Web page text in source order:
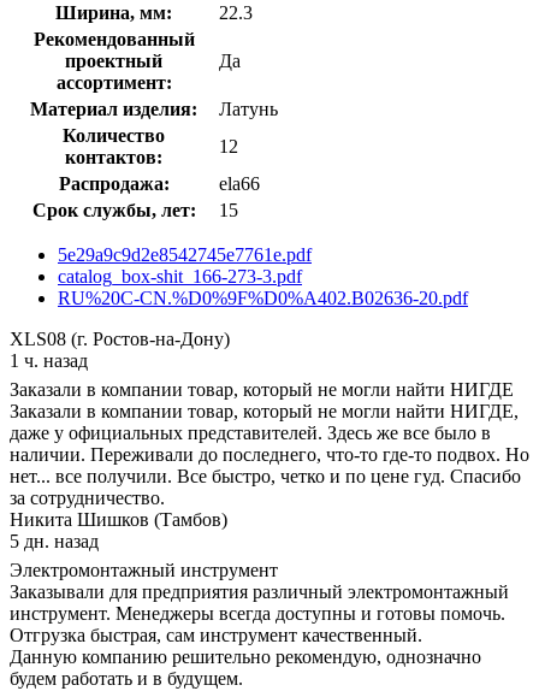
Ширина, мм:
22.3
Рекомендованный
проектный
ассортимент:
Да
Материал изделия:
Латунь
Количество
контактов:
12
Распродажа:
ela66
Срок службы, лет:
15
5e29a9c9d2e8542745e7761e.pdf
catalog_box-shit_166-273-3.pdf
RU%20C-CN.%D0%9F%D0%A402.B02636-20.pdf
XLS08 (г. Ростов-на-Дону)
1 ч. назад
Заказали в компании товар, который не могли найти НИГДЕ
Заказали в компании товар, который не могли найти НИГДЕ,
даже у официальных представителей. Здесь же все было в
наличии. Переживали до последнего, что-то где-то подвох. Но
нет... все получили. Все быстро, четко и по цене гуд. Спасибо
за сотрудничество.
Никита Шишков (Тамбов)
5 дн. назад
Электромонтажный инструмент
Заказывали для предприятия различный электромонтажный
инструмент. Менеджеры всегда доступны и готовы помочь.
Отгрузка быстрая, сам инструмент качественный.
Данную компанию решительно рекомендую, однозначно
будем работать и в будущем.